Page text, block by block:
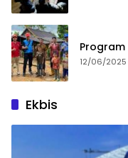
Program
12/06/2025
Ekbis